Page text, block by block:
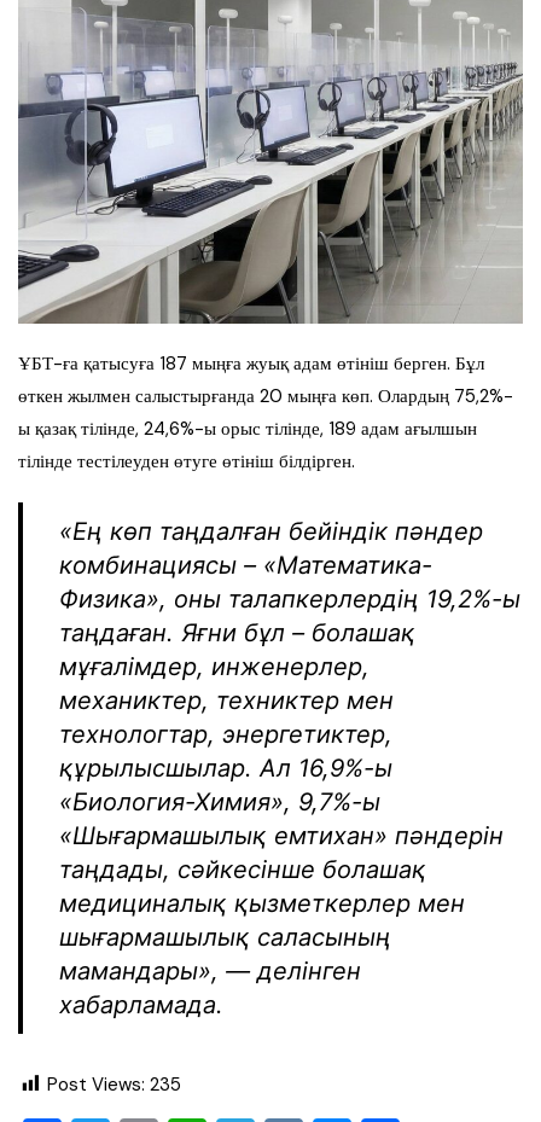
ҰБТ-ға қатысуға 187 мыңға жуық адам өтініш берген. Бұл
өткен жылмен салыстырғанда 20 мыңға көп. Олардың 75,2%-
ы қазақ тілінде, 24,6%-ы орыс тілінде, 189 адам ағылшын
тілінде тестілеуден өтуге өтініш білдірген.
«Ең көп таңдалған бейіндік пәндер
комбинациясы – «Математика-
Физика», оны талапкерлердің 19,2%-ы
таңдаған. Яғни бұл – болашақ
мұғалімдер, инженерлер,
механиктер, техниктер мен
технологтар, энергетиктер,
құрылысшылар. Ал 16,9%-ы
«Биология-Химия», 9,7%-ы
«Шығармашылық емтихан» пәндерін
таңдады, сәйкесінше болашақ
медициналық қызметкерлер мен
шығармашылық саласының
мамандары», — делінген
хабарламада.
Post Views: 235